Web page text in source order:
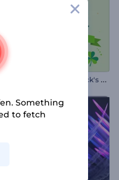
A
nimationen zum St. Patrick's Day
Something
to fetch